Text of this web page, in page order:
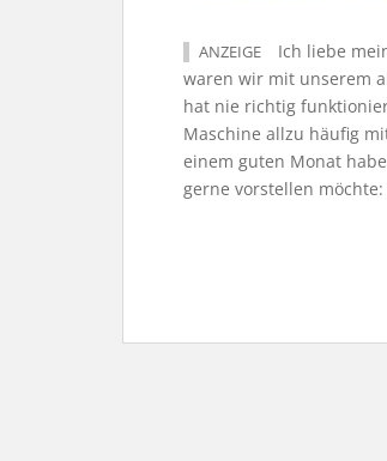
ANZEIGE Ich liebe
waren wir mit unserem
hat nie richtig
Maschine allzu häufig
einem guten Monat
gerne vorstellen möchte: